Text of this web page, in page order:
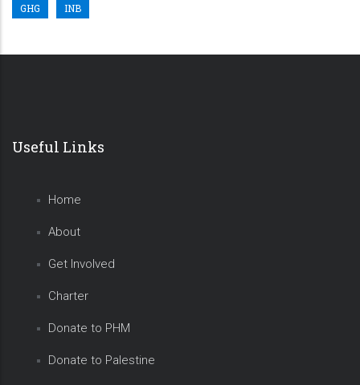
GHG INB
Useful Links
Home
About
Get Involved
Charter
Donate to PHM
Donate to Palestine